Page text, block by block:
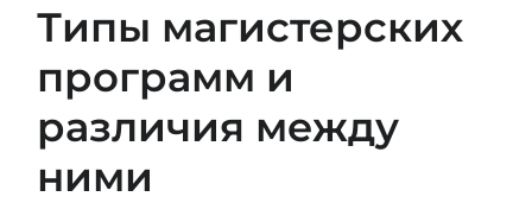
Типы магистерских
программ и
различия между
ними